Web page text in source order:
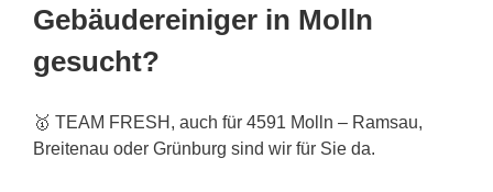
Gebäudereiniger in Molln
gesucht?
🥇 TEAM FRESH, auch für 4591 Molln – Ramsau,
Breitenau oder Grünburg sind wir für Sie da.